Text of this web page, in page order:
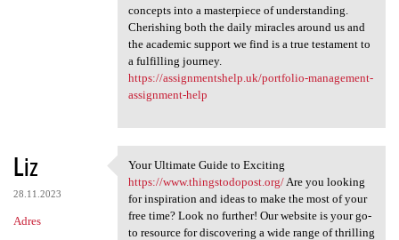
concepts into a masterpiece of understanding.
Cherishing both the daily miracles around us and
the academic support we find is a true testament to
a fulfilling journey.
https://assignmentshelp.uk/portfolio-management-
assignment-help
Liz
28.11.2023
Adres
Your Ultimate Guide to
Your Ultimate Guide to Exciting
https://www.thingstodopost.org/Are you looking
for inspiration and ideas to make the most of your
free time? Look no further! Our website is your go-
to resource for discovering a wide range of thrilling